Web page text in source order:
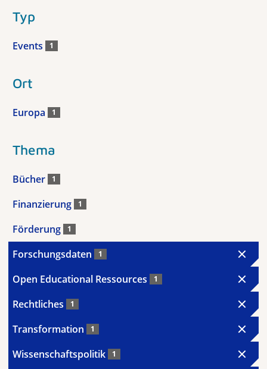
Typ
Events 1
Ort
Europa 1
Thema
Bücher 1
Finanzierung 1
Förderung 1
Forschungsdaten 1
Open Educational Ressources 1
Rechtliches 1
Transformation 1
Wissenschaftspolitik 1